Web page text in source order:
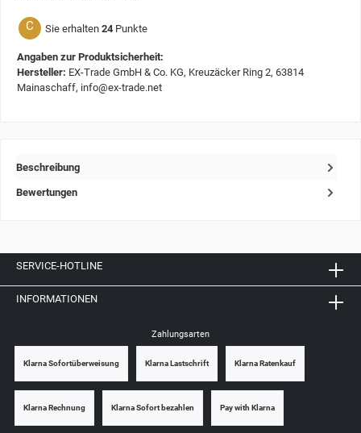
C Sie erhalten 24 Punkte
Angaben zur Produktsicherheit:
Hersteller: EX-Trade GmbH & Co. KG, Kreuzäcker Ring 2, 63814
Mainaschaff, info@ex-trade.net
Beschreibung
Bewertungen
SERVICE-HOTLINE
INFORMATIONEN
Zahlungsarten
Klarna Sofortüberweisung Klarna Lastschrift Klarna Ratenkauf
Klarna Rechnung Klarna Sofort bezahlen Pay with Klarna